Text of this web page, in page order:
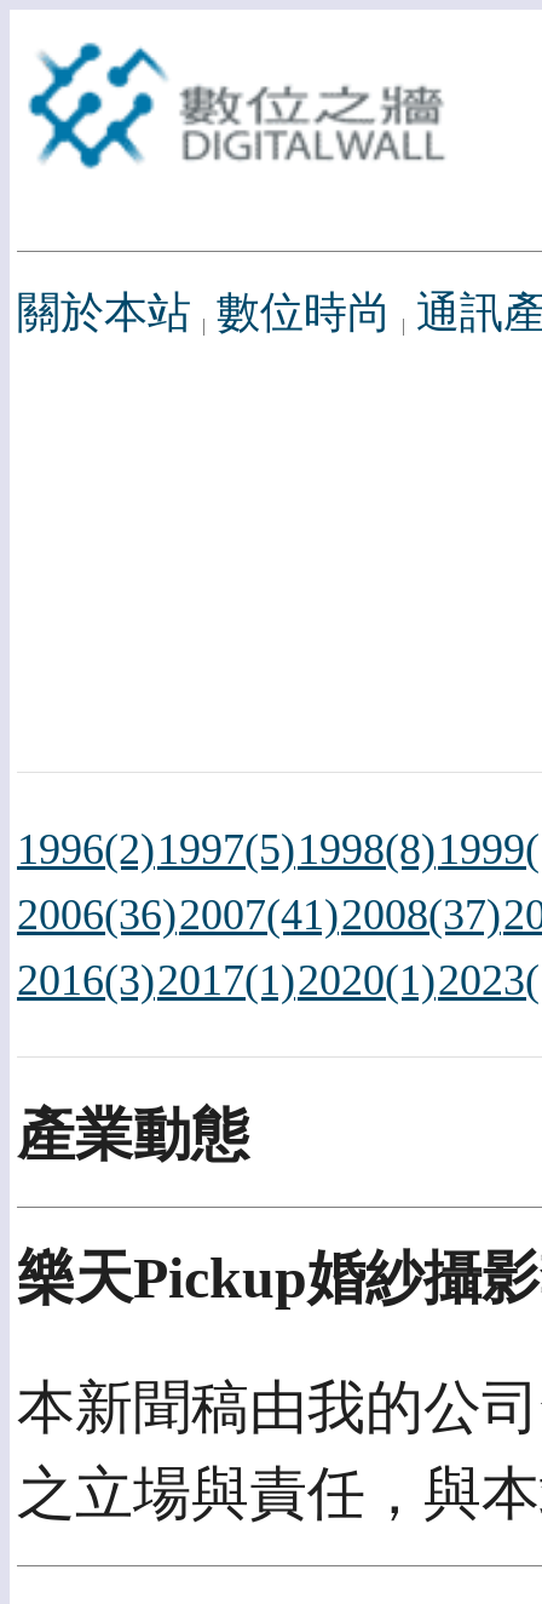
關於本站 數位時尚 通訊
1996(2)1997(5)1998(8)
2006(36)2007(41)2008(37)
2016(3)2017(1)2020(1)
產業動態
樂天Pickup婚紗攝
本新聞稿由我的公
之立場與責任，與